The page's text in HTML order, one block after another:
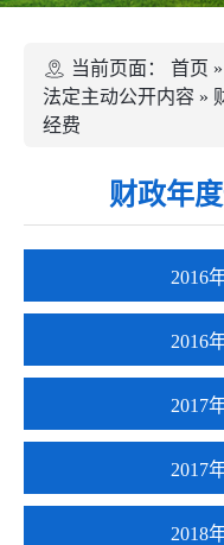
当前页面： 首页 »
法定主动公开内容 »
经费
财政年
2016
2016
2017
2017
2018